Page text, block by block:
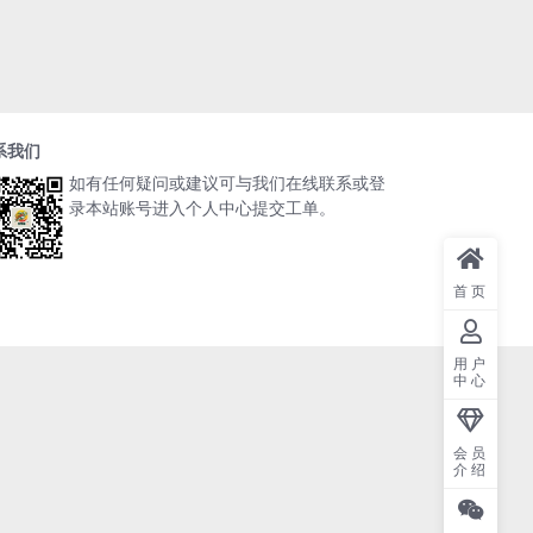
我们
如有任何疑问或建议可与我们在线联系或登
录本站账号进入个人中心提交工单。
首页
用户
中心
会员
介绍